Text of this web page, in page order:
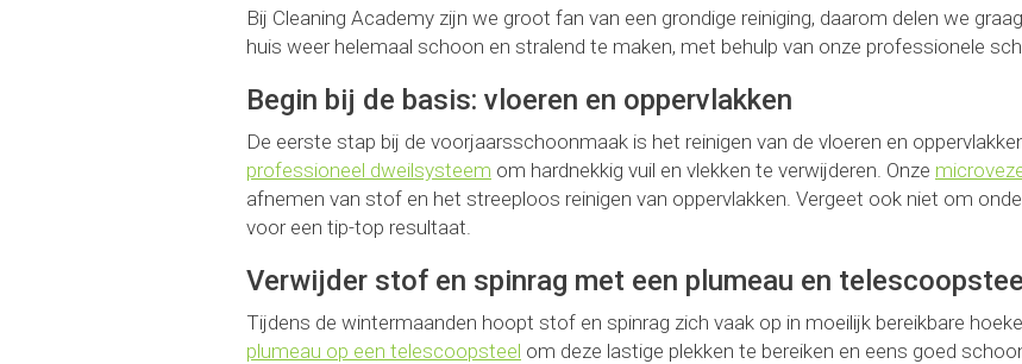
Bij Cleaning Academy zijn we groot fan van een grondige reiniging, daarom delen we
huis weer helemaal schoon en stralend te maken, met behulp van onze professionele
Begin bij de basis: vloeren en oppervlakken
De eerste stap bij de voorjaarsschoonmaak is het reinigen van de vloeren en
professioneel dweilsysteem om hardnekkig vuil en vlekken te verwijderen. Onze
afnemen van stof en het streeploos reinigen van oppervlakken. Vergeet ook niet om
voor een tip-top resultaat.
Verwijder stof en spinrag met een plumeau en telescoopsteel
Tijdens de wintermaanden hoopt stof en spinrag zich vaak op in moeilijk bereikbare
plumeau op een telescoopsteel om deze lastige plekken te bereiken en eens goed